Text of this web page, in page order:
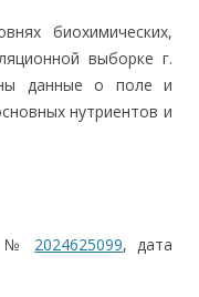
биохимических,
выборке г.
данные о поле и
нутриентов и
№ 2024625099, дата